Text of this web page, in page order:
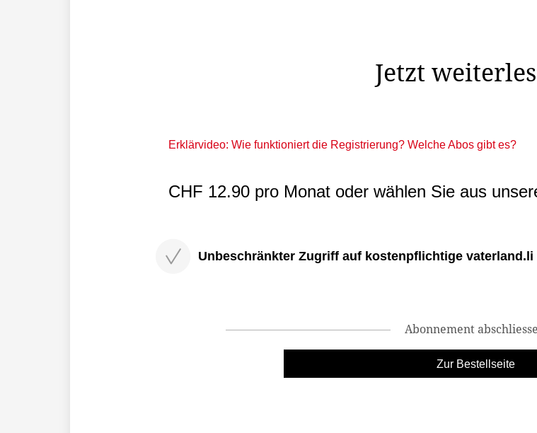
Jetzt
Erklärvideo: Wie funktioniert die Registrierung? Welche Abos gibt es?
CHF 12.90 pro Monat oder wählen Sie aus
Unbeschränkter Zugriff auf kostenpflichtige
Abonnement
Zur Bestellseite